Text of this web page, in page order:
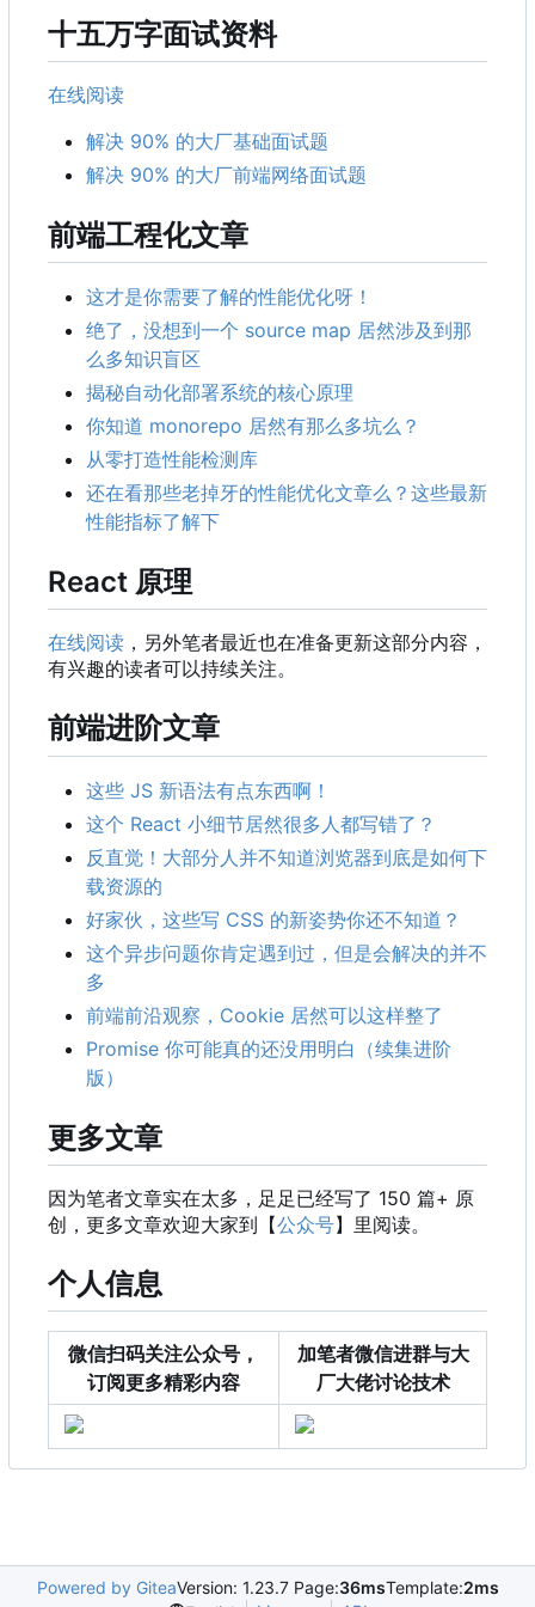
十五万字面试资料
在线阅读
解决 90% 的大厂基础面试题
解决 90% 的大厂前端网络面试题
前端工程化文章
这才是你需要了解的性能优化呀！
绝了，没想到一个 source map 居然涉及到那
么多知识盲区
揭秘自动化部署系统的核心原理
你知道 monorepo 居然有那么多坑么？
从零打造性能检测库
还在看那些老掉牙的性能优化文章么？这些最新
性能指标了解下
React 原理
在线阅读 ，另外笔者最近也在准备更新这部分内容，
有兴趣的读者可以持续关注。
前端进阶文章
这些 JS 新语法有点东西啊！
这个 React 小细节居然很多人都写错了？
反直觉！大部分人并不知道浏览器到底是如何下
载资源的
好家伙，这些写 CSS 的新姿势你还不知道？
这个异步问题你肯定遇到过，但是会解决的并不
多
前端前沿观察 ， Cookie 居然可以这样整了
Promise 你可能真的还没用明白（续集进阶
版）
更多文章
因为笔者文章实在太多，足足已经写了 150 篇+ 原
创，更多文章欢迎大家到【公众号】里阅读。
个人信息
微信扫码关注公众号，
订阅更多精彩内容
加笔者微信进群与大
厂大佬讨论技术
Powered by GiteaVersion: 1.23.7 Page:36msTemplate:2ms